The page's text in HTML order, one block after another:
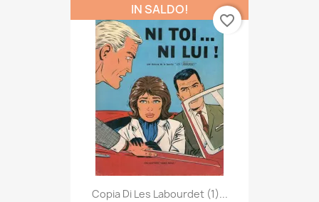
Copia Di Les Labourdet (1)...
IN SALDO!
favorite_border